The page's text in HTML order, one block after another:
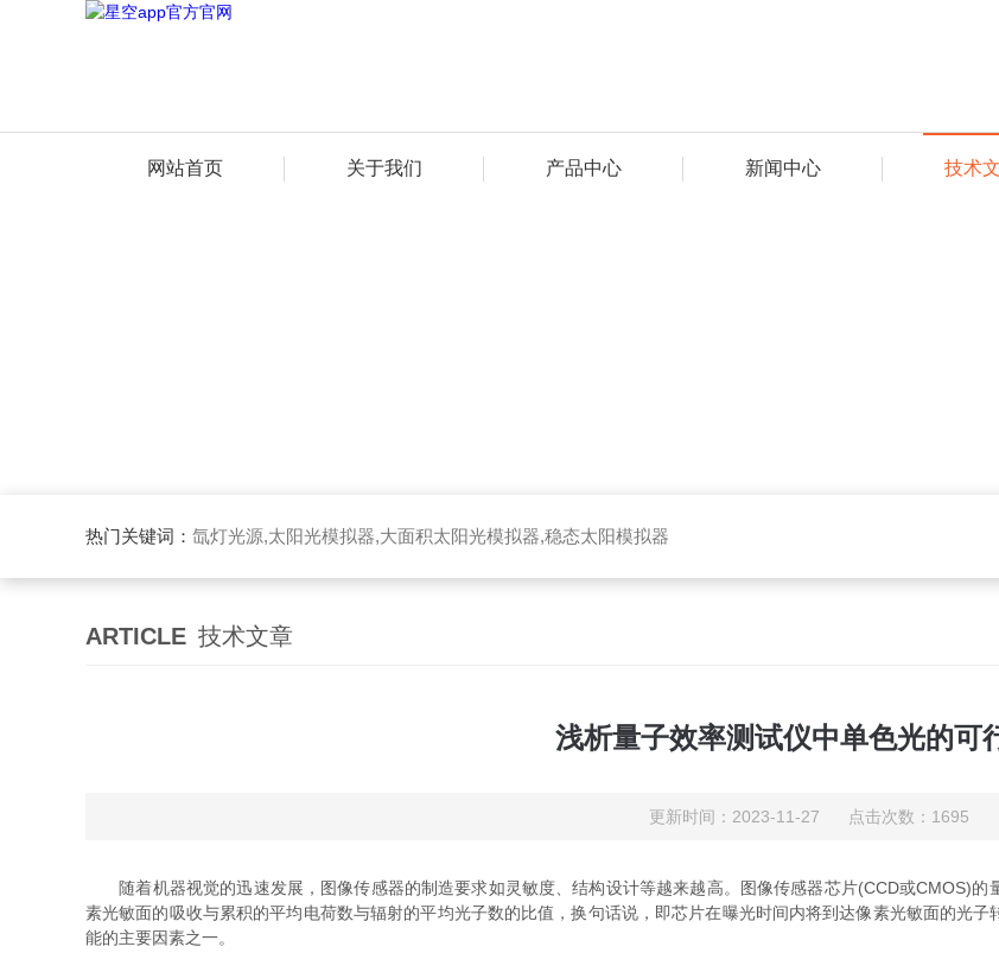
网站首页 关于我们 产品中心 新闻中心 技术
热门关键词： 氙灯光源,太阳光模拟器,大面积太阳光模拟器,稳态太阳模拟器
ARTICLE 技术文章
浅析量子效率测试仪中单色光的可
更新时间：2023-11-27 点击次数：1695
随着机器视觉的迅速发展，图像传感器的制造要求如灵敏度、结构设计等越来越高。图像传感器芯片(CCD或CMOS)的
素光敏面的吸收与累积的平均电荷数与辐射的平均光子数的比值，换句话说，即芯片在曝光时间内将到达像素光敏面的光
能的主要因素之一。